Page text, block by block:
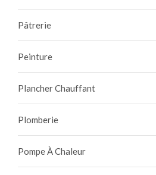
Pâtrerie
Peinture
Plancher Chauffant
Plomberie
Pompe À Chaleur